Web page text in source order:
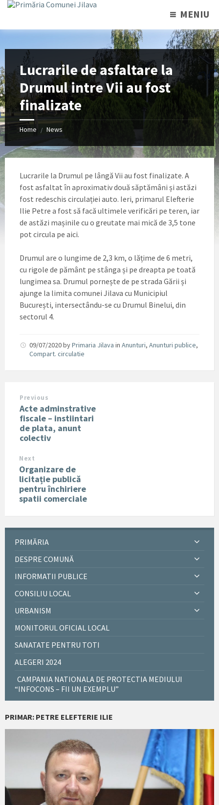
MENIU
Lucrarile de asfaltare la
Drumul intre Vii au fost
finalizate
Home / News
Lucrarile la Drumul pe lângă Vii au fost finalizate. A
fost asfaltat în aproximativ două săptămâni și astăzi
fost redeschis circulației auto. Ieri, primarul Elefterie
Ilie Petre a fost să facă ultimele verificări pe teren, iar
de astăzi mașinile cu o greutate mai mică de 3,5 tone
pot circula pe aici.
Drumul are o lungime de 2,3 km, o lățime de 6 metri,
cu rigole de pământ pe stânga și pe dreapta pe toată
lungimea sa. Drumul pornește de pe strada Gării și
ajunge la limita comunei Jilava cu Municipiul
București, intersectându-se cu Drumul Binelui, din
sectorul 4.
09/07/2020byPrimaria Jilava in Anunturi, Anunturi publice,
Compart. circulatie
Previous
Acte adminstrative
fiscale – instiintari
de plata, anunt
colectiv
Next
Organizare de
licitație publică
pentru închiriere
spatii comerciale
PRIMĂRIA
DESPRE COMUNĂ
INFORMATII PUBLICE
CONSILIU LOCAL
URBANISM
MONITORUL OFICIAL LOCAL
SANATATE PENTRU TOTI
ALEGERI 2024
CAMPANIA NATIONALA DE PROTECTIA MEDIULUI
“INFOCONS – FII UN EXEMPLU”
PRIMAR: PETRE ELEFTERIE ILIE